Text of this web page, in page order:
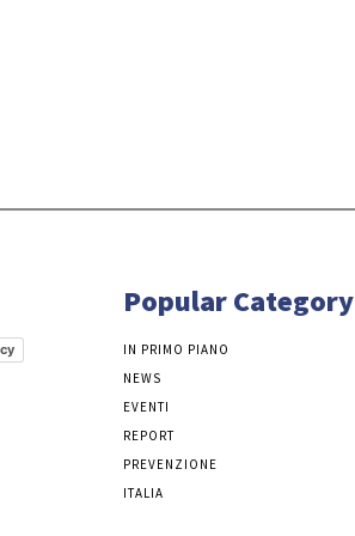
Popular Category
IN PRIMO PIANO
NEWS
EVENTI
REPORT
PREVENZIONE
ITALIA